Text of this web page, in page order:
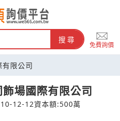
詢價平台搜尋
免費詢價
限公司
場國際有限公司
12-12資本額:500萬